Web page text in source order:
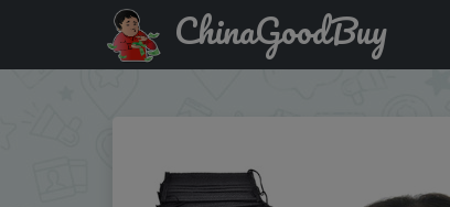
Придбати по акціи Одноразовая маска - 10 штук.
ChinaGoodBuy